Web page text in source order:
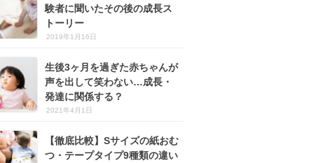
験者に聞いたその後の成長ス
トーリー
2019年1月16日
生後3ヶ月を過ぎた赤ちゃんが
声を出して笑わない…成長・
発達に関係する？
2021年4月1日
【徹底比較】Sサイズの紙おむ
つ・テープタイプ9種類の違い